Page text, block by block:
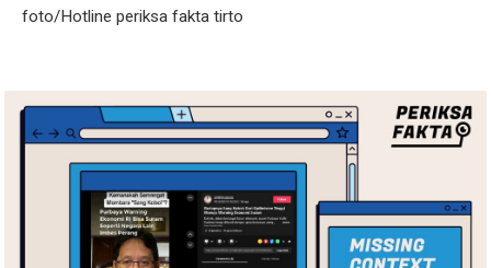
foto/Hotline periksa fakta tirto